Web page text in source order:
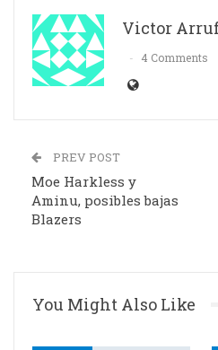
Victor
4 Comments
PREV POST
Moe Harkless y
Aminu, posibles bajas
Blazers
You Might Also Like